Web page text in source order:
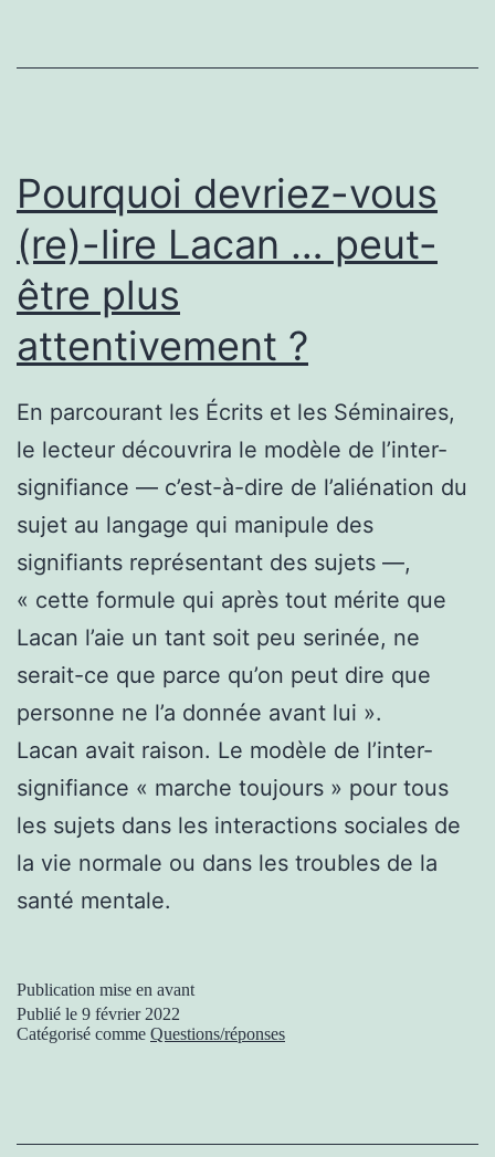
Pourquoi devriez-vous
(re)-lire Lacan … peut-
être plus
attentivement ?
En parcourant les Écrits et les Séminaires,
le lecteur découvrira le modèle de l’inter-
signifiance — c’est-à-dire de l’aliénation du
sujet au langage qui manipule des
signifiants représentant des sujets —,
« cette formule qui après tout mérite que
Lacan l’aie un tant soit peu serinée, ne
serait-ce que parce qu’on peut dire que
personne ne l’a donnée avant lui ».
Lacan avait raison. Le modèle de l’inter-
signifiance « marche toujours » pour tous
les sujets dans les interactions sociales de
la vie normale ou dans les troubles de la
santé mentale.
Publication mise en avant
Publié le 9 février 2022
Catégorisé comme Questions/réponses